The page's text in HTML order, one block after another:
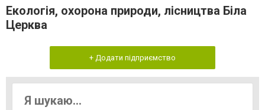
Екологія, охорона природи, лісництва Біла
Церква
+ Додати підприємство